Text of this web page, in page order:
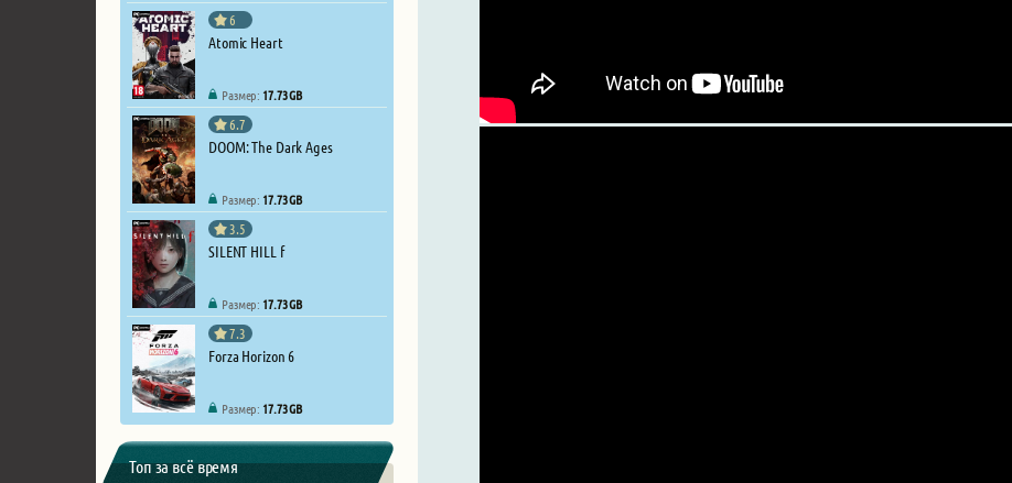
6
Atomic Heart
Размер: 17.73 GB
6.7
DOOM: The Dark Ages
Размер: 17.73 GB
3.5
SILENT HILL f
Размер: 17.73 GB
7.3
Forza Horizon 6
Размер: 17.73 GB
Топ за всё время